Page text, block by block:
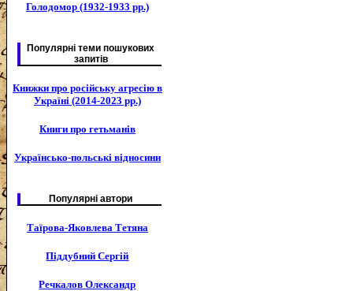
Голодомор (1932-1933 рр.)
Популярні теми пошукових
запитів
Книжки про російську агресію в
Україні (2014-2023 рр.)
Книги про гетьманів
Українсько-польські відносини
Популярні автори
Таїрова-Яковлева Тетяна
Піддубний Сергій
Речкалов Олександр